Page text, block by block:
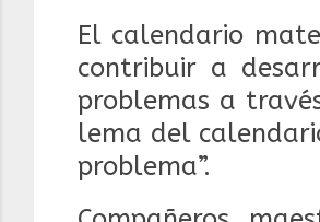
El calendario
contribuir a
problemas a
lema del
problema”.